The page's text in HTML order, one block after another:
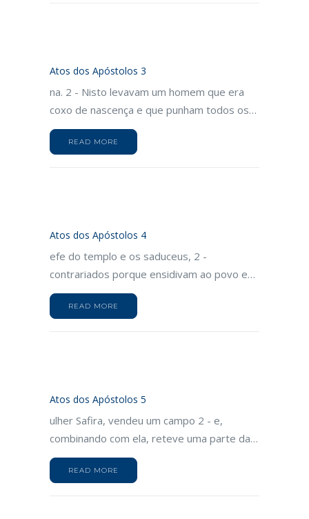
Atos dos Apóstolos 3
na. 2 - Nisto levavam um homem que era
coxo de nascença e que punham todos os…
READ MORE
Atos dos Apóstolos 4
efe do templo e os saduceus, 2 -
contrariados porque ensidivam ao povo e…
READ MORE
Atos dos Apóstolos 5
ulher Safira, vendeu um campo 2 - e,
combinando com ela, reteve uma parte da…
READ MORE